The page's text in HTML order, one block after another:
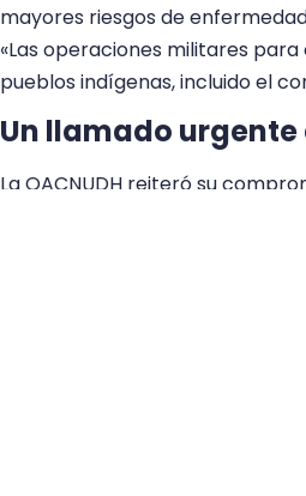
mayores riesgos de
«Las operaciones militares
pueblos indígenas, incluido el
Un llamado
La OACNUDH reiteró su